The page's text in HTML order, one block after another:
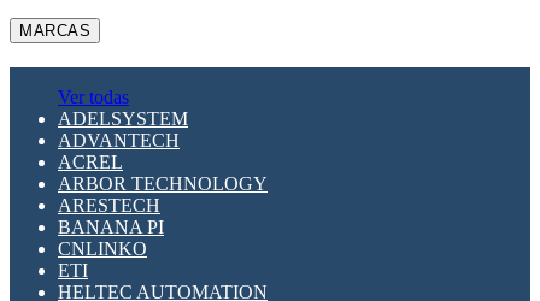
MARCAS
Ver todas
ADELSYSTEM
ADVANTECH
ACREL
ARBOR TECHNOLOGY
ARESTECH
BANANA PI
CNLINKO
ETI
HELTEC AUTOMATION